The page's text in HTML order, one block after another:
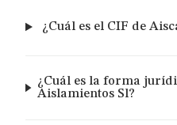
¿Cuál es el CIF de
¿Cuál es la forma
Aislamientos Sl?